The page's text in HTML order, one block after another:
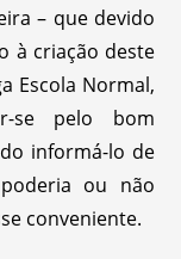
– que devido
à criação deste
Escola Normal,
se pelo bom
informá-lo de
ou não
conveniente.